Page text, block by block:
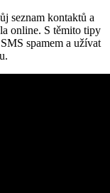
seznam kontaktů a
online. S těmito tipy
spamem a užívat